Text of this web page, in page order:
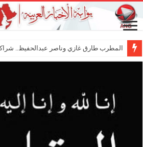
المطرب طارق غازي وناصر عبدالحفيظ..